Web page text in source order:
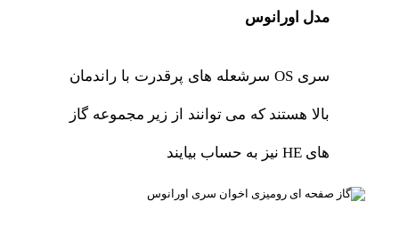
مدل اورانوس
سری OS سرشعله های پرقدرت با راندمان
بالا هستند که می توانند از زیر مجموعه گاز
های HE نیز به حساب بیایند